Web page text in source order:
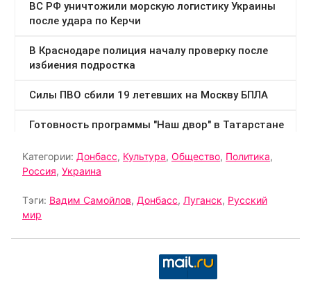
Категории: Донбасс, Культура, Общество, Политика,
Россия, Украина
Тэги: Вадим Самойлов, Донбасс, Луганск, Русский
мир